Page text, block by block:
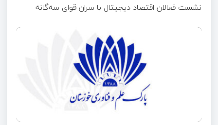
نشست فعالان اقتصاد دیجیتال با سران قوای سه‌گانه